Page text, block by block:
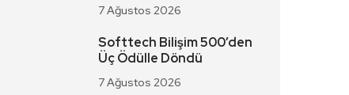
7 Ağustos 2026
Softtech Bilişim 500’den
Üç Ödülle Döndü
7 Ağustos 2026